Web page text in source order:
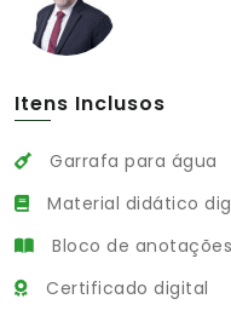
Itens Inclusos
Garrafa para água
Material didático
Bloco de anotações
Certificado digital